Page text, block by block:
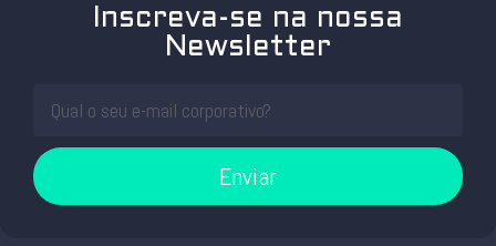
Inscreva-se na nossa
Newsletter
Enviar